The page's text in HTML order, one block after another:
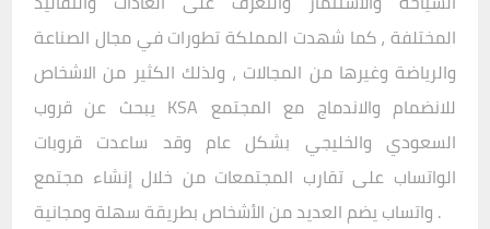
المختلفة ، كما شهدت المملكة تطورات في مجال الصناعة
والرياضة وغيرها من المجالات ، ولذلك الكثير من الاشخاص
يبحث عن قروب KSA للانضمام والاندماج مع المجتمع
السعودي والخليجي بشكل عام وقد ساعدت قروبات
الواتساب على تقارب المجتمعات من خلال إنشاء مجتمع
واتساب يضم العديد من الأشخاص بطريقة سهلة ومجانية .